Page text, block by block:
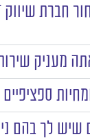
חברת שיווק
מעניק
לך בהם